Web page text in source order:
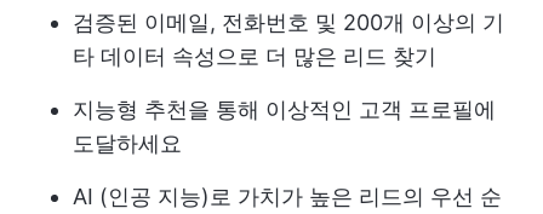
검증된 이메일, 전화번호 및 200개 이상의 기
타 데이터 속성으로 더 많은 리드 찾기
지능형 추천을 통해 이상적인 고객 프로필에
도달하세요
AI (인공 지능)로 가치가 높은 리드의 우선 순